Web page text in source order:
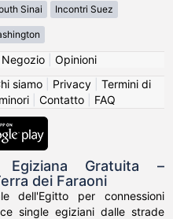
Sinai Incontri Suez
Negozio| Opinioni
siamo| Privacy| Termini di
| Contatto| FAQ
Gratuita –
dei Faraoni
dell'Egitto per connessioni
single egiziani dalle strade